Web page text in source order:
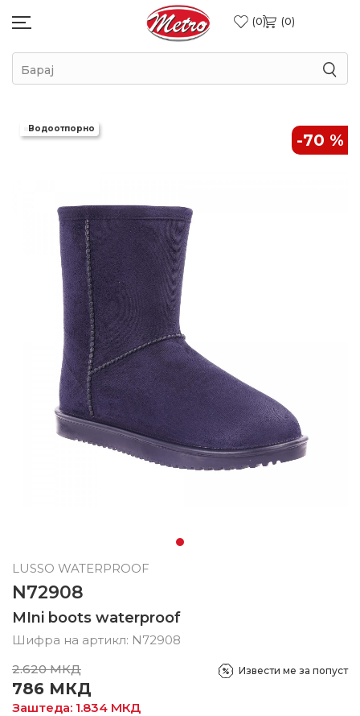
0 0
Барај
Водоотпорно
-70 %
LUSSO WATERPROOF
N72908
MIni boots waterproof
Шифра на артикл: N72908
2.620 МКД
786 МКД
Заштеда: 1.834 МКД
Извести ме за попуст